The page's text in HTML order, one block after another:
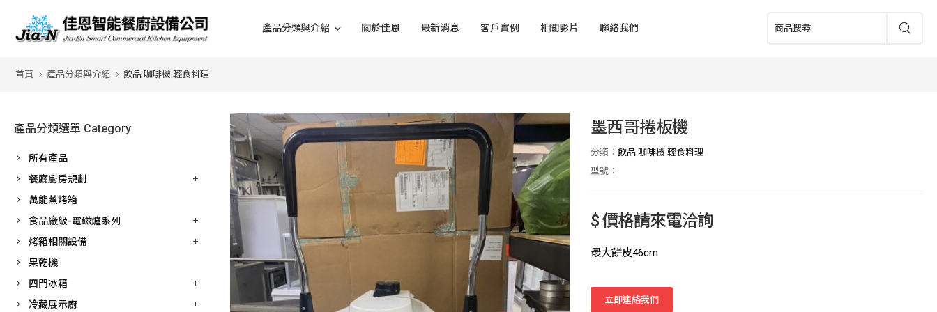
產品分類與介紹 關於佳恩 最新消息 客戶實例 相關影片 聯絡我們
首頁 產品分類與介紹 飲品 咖啡機 輕食料理
產品分類選單 Category
所有產品
餐廳廚房規劃
萬能蒸烤箱
食品廠級-電磁爐系列
烤箱相關設備
果乾機
四門冰箱
冷藏展示廚
墨西哥捲板機
分類： 飲品 咖啡機 輕食料理
型號：
$ 價格請來電洽詢
最大餅皮46cm
立即連絡我們